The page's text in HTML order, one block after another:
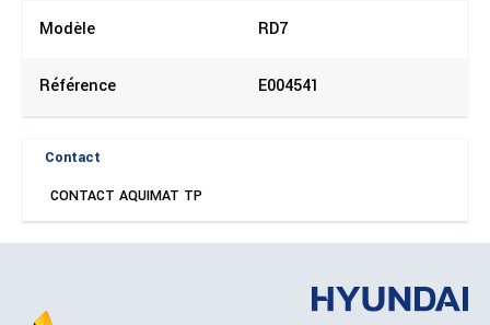
Modèle RD7
Référence E004541
Contact
CONTACT AQUIMAT TP